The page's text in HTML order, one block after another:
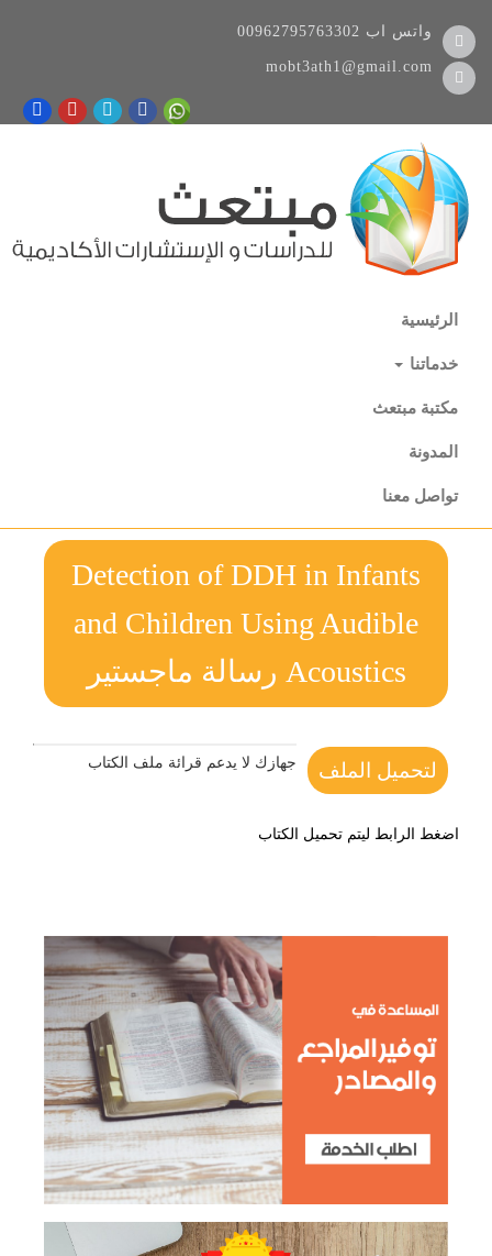
00962795763302 واتس اب
mobt3ath1@gmail.com
الرئيسية
خدماتنا
مكتبة مبتعث
المدونة
تواصل معنا
Detection of DDH in Infants
and Children Using Audible
Acoustics رسالة ماجستير
لتحميل الملف جهازك لا يدعم قرائة ملف الكتاب
اضغط الرابط ليتم تحميل الكتاب